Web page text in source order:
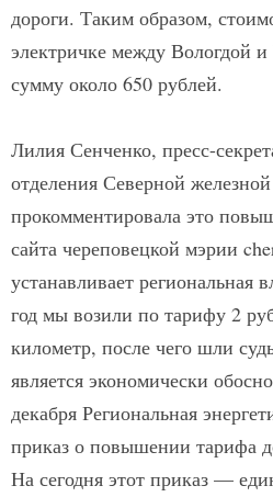
дороги. Таким образом,
электричке между Вологдой
сумму около 650 рублей.
Лилия Сенченко, пресс-
отделения Северной
прокомментировала это
сайта череповецкой мэрии
устанавливает региональная
год мы возили по тарифу 2
километр, после чего шли
является экономически
декабря Региональная
приказ о повышении тарифа
На сегодня этот приказ —